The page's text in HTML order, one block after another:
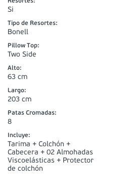
Si
Tipo de Resortes:
Bonell
Pillow Top:
Two Side
Alto:
63 cm
Largo:
203 cm
Patas Cromadas:
8
Incluye:
Tarima + Colchón +
Cabecera + 02 Almohadas
Viscoelásticas + Protector
de colchón